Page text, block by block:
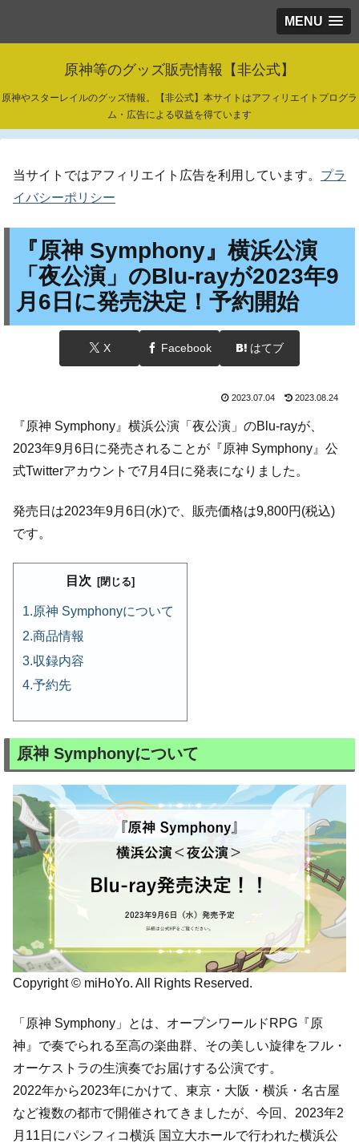
MENU
原神等のグッズ販売情報【非公式】
原神やスターレイルのグッズ情報。【非公式】本サイトはアフィリエイトプログラ
ム・広告による収益を得ています
当サイトではアフィリエイト広告を利用しています。 プラ
イバシーポリシー
『原神 Symphony』横浜公演
「夜公演」のBlu-rayが2023年9
月6日に発売決定！予約開始
X Facebook はてブ
2023.07.04 2023.08.24
『原神 Symphony』横浜公演「夜公演」のBlu-rayが、
2023年9月6日に発売されることが『原神 Symphony』公
式Twitterアカウントで7月4日に発表になりました。
発売日は2023年9月6日(水)で、販売価格は9,800円(税込)
です。
目次
原神 Symphonyについて
商品情報
収録内容
予約先
原神 Symphonyについて
Copyright © miHoYo. All Rights Reserved.
「原神 Symphony」とは、オープンワールドRPG『原
神』で奏でられる至高の楽曲群、その美しい旋律をフル・
オーケストラの生演奏でお届けする公演です。
2022年から2023年にかけて、東京・大阪・横浜・名古屋
など複数の都市で開催されてきましたが、今回、2023年2
月11日にパシフィコ横浜 国立大ホールで行われた横浜公